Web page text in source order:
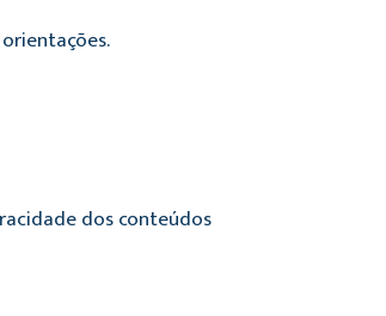
dos conteúdos